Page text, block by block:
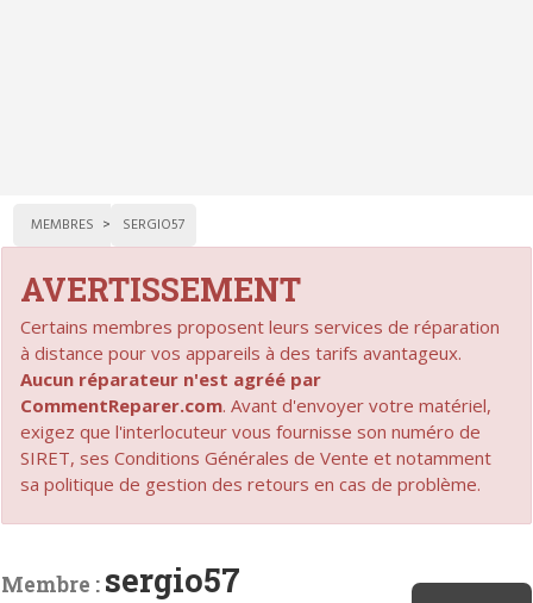
MEMBRES SERGIO57
AVERTISSEMENT
Certains membres proposent leurs services de réparation
à distance pour vos appareils à des tarifs avantageux.
Aucun réparateur n'est agréé par
CommentReparer.com. Avant d'envoyer votre matériel,
exigez que l'interlocuteur vous fournisse son numéro de
SIRET, ses Conditions Générales de Vente et notamment
sa politique de gestion des retours en cas de problème.
Membre : sergio57